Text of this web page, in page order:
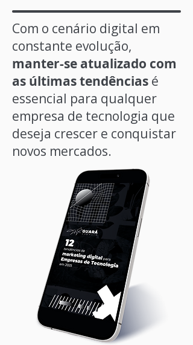
Com o cenário digital em
constante evolução,
manter-se atualizado com
as últimas tendências é
essencial para qualquer
empresa de tecnologia que
deseja crescer e conquistar
novos mercados.